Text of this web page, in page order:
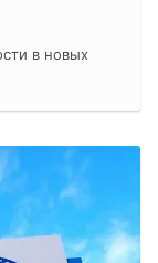
в новых